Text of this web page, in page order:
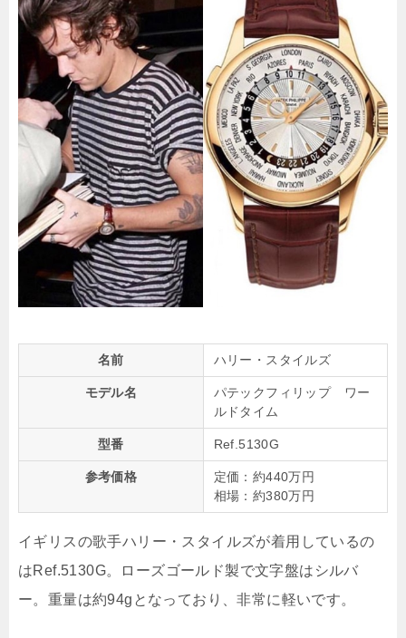
名前 ハリー・スタイルズ
モデル名
パテックフィリップ ワー
ルドタイム
型番 Ref.5130G
参考価格
定価：約440万円
相場：約380万円
イギリスの歌手ハリー・スタイルズが着用しているの
はRef.5130G。ローズゴールド製で文字盤はシルバ
ー。重量は約94gとなっており、非常に軽いです。